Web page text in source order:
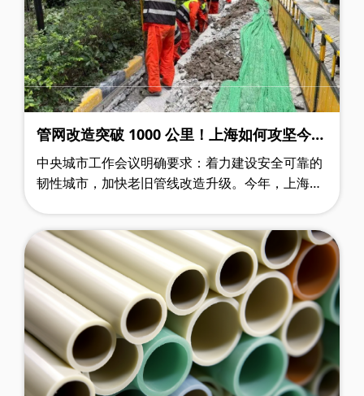
管网改造突破 1000 公里！上海如何攻坚今年
燃气老化管道改造任务
中央城市工作会议明确要求：着力建设安全可靠的
韧性城市，加快老旧管线改造升级。今年，上海积